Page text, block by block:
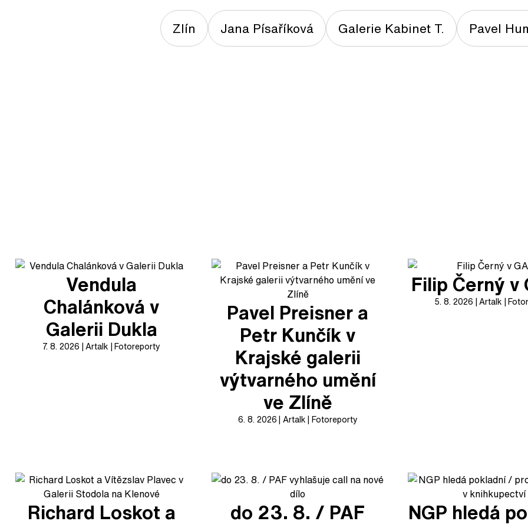
Zlín Jana Písaříková Galerie Kabinet T. Pavel
Vendula
Chalánková v
Galerii Dukla
7. 8. 2026 Artalk Fotoreporty
Pavel Preisner a
Petr Kunčík v
Krajské galerii
výtvarného umění
ve Zlíně
6. 8. 2026 Artalk Fotoreporty
Filip Černý v
5. 8. 2026 Artalk
Richard Loskot a
do 23. 8. / PAF
NGP hledá